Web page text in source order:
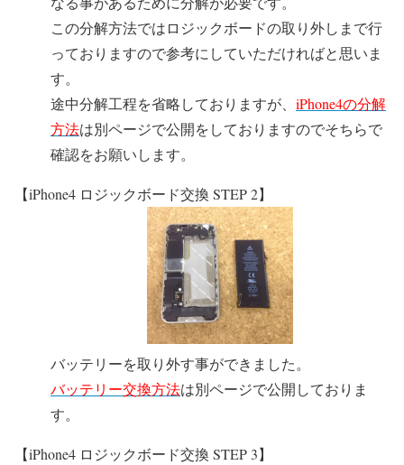
この分解方法ではロジックボードの取り外しまで行
っておりますので参考にしていただければと思いま
す。
途中分解工程を省略しておりますが、 iPhone4の分解
方法は別ページで公開をしておりますのでそちらで
確認をお願いします。
【iPhone4 ロジックボード交換 STEP 2】
バッテリーを取り外す事ができました。
バッテリー交換方法は別ページで公開しておりま
す。
【iPhone4 ロジックボード交換 STEP 3】